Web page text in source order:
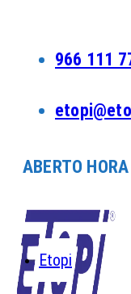
966 111
ABERTO
Etopi